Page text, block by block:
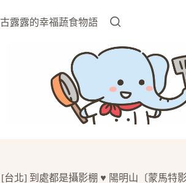
至
古露露的幸福蔬食物語
[台北] 到處都是攝影棚 ♥ 陽明山〔蒙馬特